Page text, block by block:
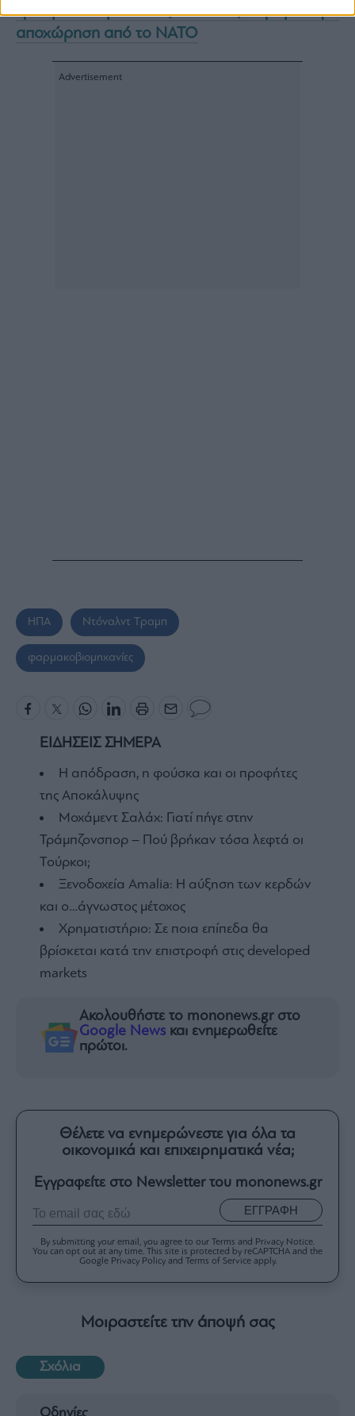
εβδομάδα μετά τις απειλές Τραμπ για
αποχώρηση από το ΝΑΤΟ
ΗΠΑ Ντόναλντ Tραμπ
φαρμακοβιομηχανίες
ΕΙΔΗΣΕΙΣ ΣΗΜΕΡΑ
Η απόδραση, η φούσκα και οι προφήτες
της Αποκάλυψης
Μοχάμεντ Σαλάχ: Γιατί πήγε στην
Τράμπζονσπορ – Πού βρήκαν τόσα λεφτά οι
Τούρκοι;
Ξενοδοχεία Amalia: H αύξηση των κερδών
και ο…άγνωστος μέτοχος
Χρηματιστήριο: Σε ποια επίπεδα θα
βρίσκεται κατά την επιστροφή στις developed
markets
Ακολουθήστε το mononews.gr στο
Google News και ενημερωθείτε
πρώτοι.
Θέλετε να ενημερώνεστε για όλα τα
οικονομικά και επιχειρηματικά νέα;
Εγγραφείτε στο Newsletter του mononews.gr
ΕΓΓΡΑΦΗ
By submitting your email, you agree to our Terms and Privacy Notice.
You can opt out at any time. This site is protected by reCAPTCHA and the
Google Privacy Policy and Terms of Service apply.
Μοιραστείτε την άποψή σας
Σχόλια